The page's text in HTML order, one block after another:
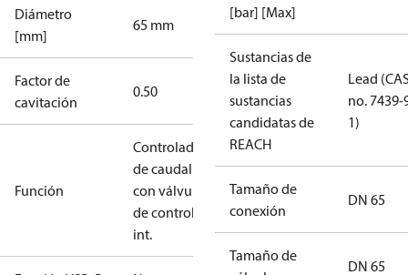
Diámetro
[mm]
65 mm
Factor de
cavitación
0.50
Función
Controlador
de caudal
con válvula
de control
int.
[bar] [Max]
Sustancias de
la lista de
sustancias
candidatas de
REACH
Lead
no. 7439-
1)
Tamaño de
conexión
DN 65
Tamaño de
DN 65